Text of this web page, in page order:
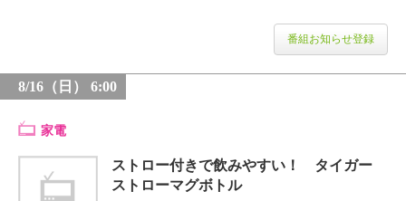
番組お知らせ登録
8/16（日） 6:00
家電
ストロー付きで飲みやすい！ タイガー
ストローマグボトル